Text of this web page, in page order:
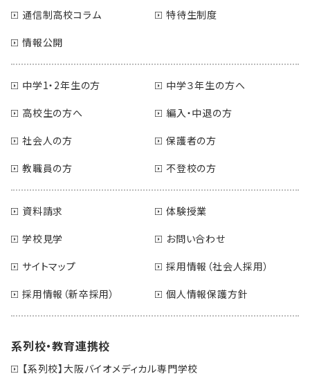
通信制高校コラム
特待生制度
情報公開
中学1・2年生の方
中学３年生の方へ
高校生の方へ
編入・中退の方
社会人の方
保護者の方
教職員の方
不登校の方
資料請求
体験授業
学校見学
お問い合わせ
サイトマップ
採用情報（社会人採用）
採用情報（新卒採用）
個人情報保護方針
系列校・教育連携校
【系列校】大阪バイオメディカル専門学校